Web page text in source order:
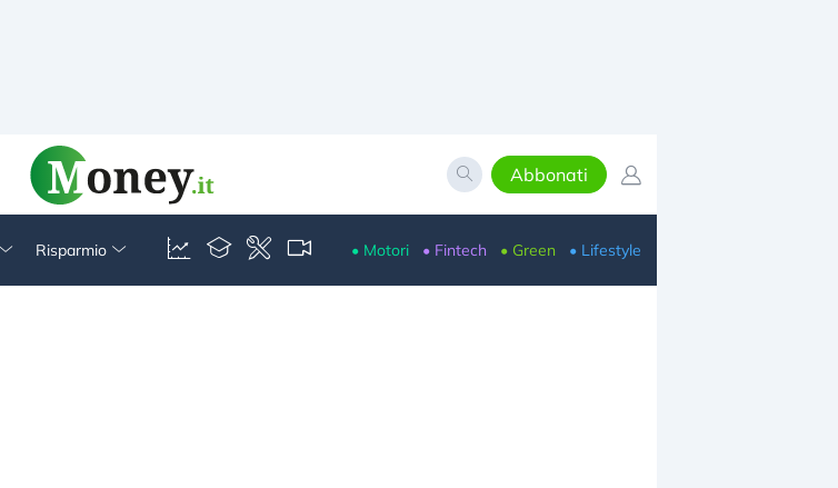
Abbonati
Risparmio • Motori • Fintech • Green • Lifestyle